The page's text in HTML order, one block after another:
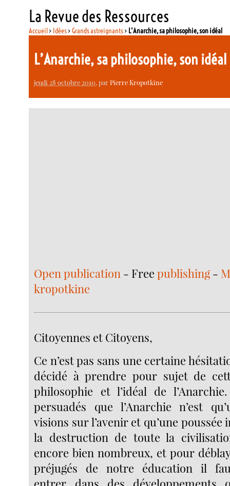
La Revue des Ressources
Accueil> Idées>Grands astreignants> L’Anarchie, sa philosophie, son idéal
L’Anarchie, sa philosophie, son idéal
jeudi 28 octobre 2010, parPierre Kropotkine
Open publication - Freepublishing -
kropotkine
Citoyennes et Citoyens,
Ce n’est pas sans une certaine
décidé à prendre pour sujet de
philosophie et l’idéal de
persuadés que l’Anarchie n’est
visions sur l’avenir et qu’une poussée
la destruction de toute la
encore bien nombreux, et pour
préjugés de notre éducation il